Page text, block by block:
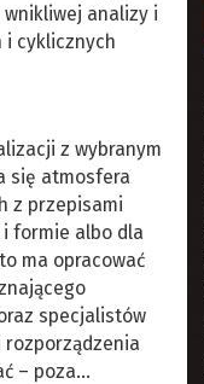
analizy i
i cyklicznych
z wybranym
się atmosfera
z przepisami
formie albo dla
ma opracować
specjalistów
– poza...